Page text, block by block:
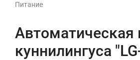
Питание
куннилингуса